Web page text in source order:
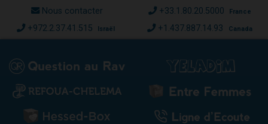
Nous contacter +33.1.80.20.5000 France
+972.2.37.41.515 Israël +1.437.887.14.93 Canada